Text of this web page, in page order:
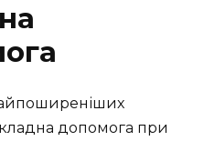
допомога при